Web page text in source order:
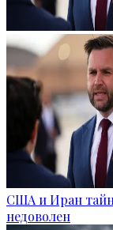
США и Иран
недоволен